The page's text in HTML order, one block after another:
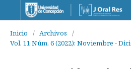
Inicio / Archivos
/
Vol. 11 Núm. 6 (2022): Noviembre -